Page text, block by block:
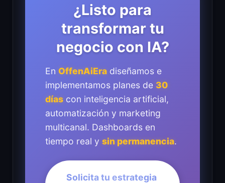
¿Listo para
transformar tu
negocio con IA?
En OffenAiEra diseñamos e
implementamos planes de 30
días con inteligencia artificial,
automatización y marketing
multicanal. Dashboards en
tiempo real y sin permanencia.
Solicita tu estrategia